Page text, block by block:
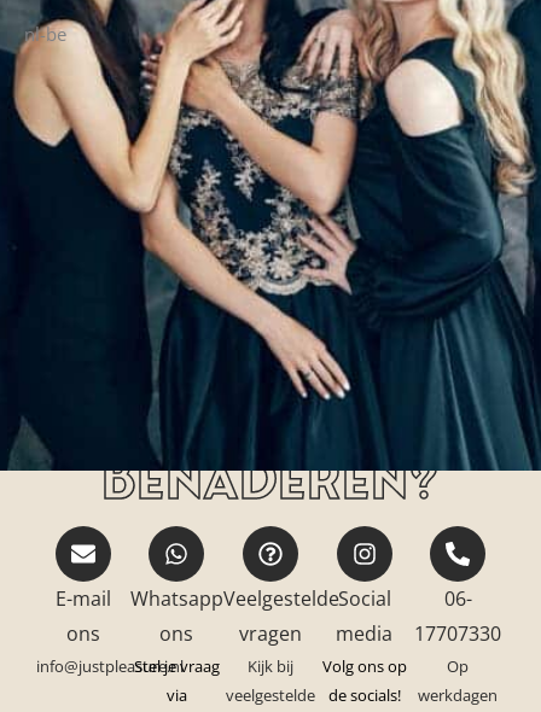
nl-be
Hoe kan jij ons
benaderen?
E-mail
ons
info@justpleasure.nl
Whatsapp
ons
Stel je vraag
via
Veelgestelde
vragen
Kijk bij
veelgestelde
Social
media
Volg ons op
de socials!
06-
17707330
Op
werkdagen